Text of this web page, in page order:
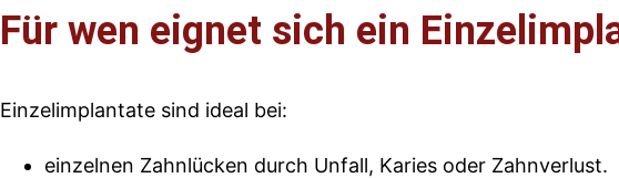
Für wen eignet sich ein
Einzelimplantate sind ideal bei:
einzelnen Zahnlücken durch Unfall, Karies oder Zahnverlust.